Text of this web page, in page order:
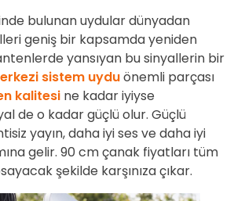
bulunan uydular dünyadan
geniş bir kapsamda yeniden
yansıyan bu sinyallerin bir
sistem uyduönemli parçası
kalitesi ne kadar iyiyse
de o kadar güçlü olur. Güçlü
yayın, daha iyi ses ve daha iyi
gelir. 90 cm çanak fiyatları tüm
şekilde karşınıza çıkar.